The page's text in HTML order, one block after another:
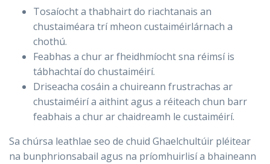
Tosaíocht a thabhairt do riachtanais an
chustaiméara trí mheon custaiméirlárnach a
chothú.
Feabhas a chur ar fheidhmíocht sna réimsí is
tábhachtaí do chustaiméirí.
Driseacha cosáin a chuireann frustrachas ar
chustaiméirí a aithint agus a réiteach chun barr
feabhais a chur ar chaidreamh le custaiméirí.
Sa chúrsa leathlae seo de chuid Ghaelchultúir pléitear
na bunphrionsabail agus na príomhuirlisí a bhaineann